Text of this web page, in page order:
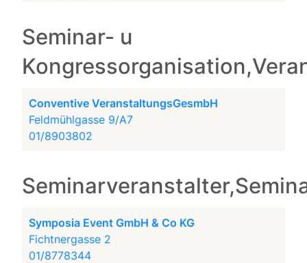
Seminar- u
Conventive VeranstaltungsGesmbH
Feldmühlgasse 9/A7
01/8903802
Symposia Event GmbH & Co KG
Fichtnergasse 2
01/8778344